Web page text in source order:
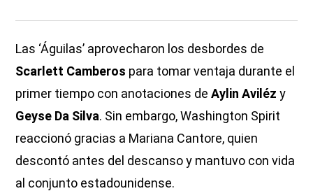
Las ‘Águilas’ aprovecharon los desbordes de
Scarlett Camberos para tomar ventaja durante el
primer tiempo con anotaciones deAylin Aviléz y
Geyse Da Silva. Sin embargo, Washington Spirit
reaccionó gracias a Mariana Cantore, quien
descontó antes del descanso y mantuvo con vida
al conjunto estadounidense.